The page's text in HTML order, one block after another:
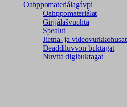
Oahppomateriálagávpi
Oahppomateriálat
Girjjálašvuohta
Spealut
Jietna- ja videovurkkohusat
Deaddiluvvon buktagat
Nuvttá digibuktagat